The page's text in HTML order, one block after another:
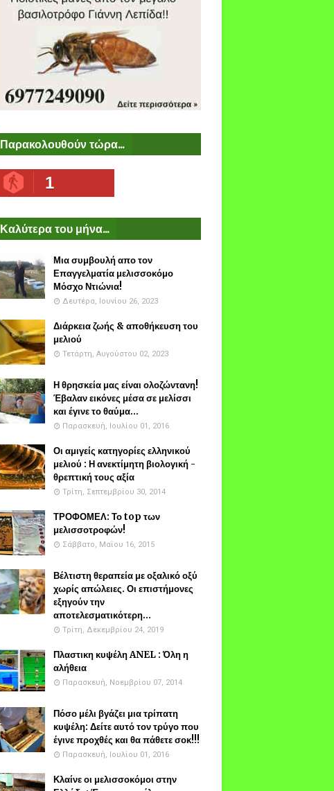
Παρακολουθούν τώρα...
1
Καλύτερα του μήνα...
Μια συμβουλή απο τον
Επαγγελματία μελισσοκόμο
Μόσχο Ντιώνια!
Δευτέρα, Ιουνίου 26, 2023
Διάρκεια ζωής & αποθήκευση του
μελιού
Τετάρτη, Αυγούστου 02, 2023
Η θρησκεία μας είναι ολοζώντανη!
Έβαλαν εικόνες μέσα σε μελίσσι
και έγινε το θαύμα...
Παρασκευή, Ιουλίου 01, 2016
Οι αμιγείς κατηγορίες ελληνικού
μελιού : Η ανεκτίμητη βιολογική -
θρεπτική τους αξία
Τρίτη, Σεπτεμβρίου 30, 2014
ΤΡΟΦΟΜΕΛ: Το top των
μελισσοτροφών!
Σάββατο, Μαΐου 16, 2015
Βέλτιστη θεραπεία με οξαλικό οξύ
χωρίς απώλειες. Οι επιστήμονες
εξηγούν την
αποτελεσματικότερη...
Τρίτη, Δεκεμβρίου 24, 2019
Πλαστικη κυψέλη ANEL : Όλη η
αλήθεια
Παρασκευή, Νοεμβρίου 07, 2014
Πόσο μέλι βγάζει μια τρίπατη
κυψέλη: Δείτε αυτό τον τρύγο που
έγινε προχθές και θα πάθετε σοκ!!!
Παρασκευή, Ιουλίου 01, 2016
Κλαίνε οι μελισσοκόμοι στην